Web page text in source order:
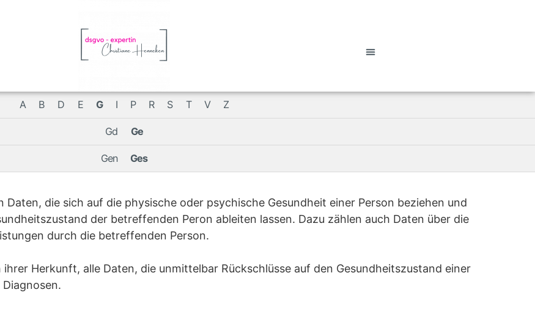
A B D E G I P R S T V Z
Gd Ge
Gen Ges
die sich auf die physische oder psychische Gesundheit einer Person beziehen und
der betreffenden Peron ableiten lassen. Dazu zählen auch Daten über die
durch die betreffenden Person.
Herkunft, alle Daten, die unmittelbar Rückschlüsse auf den Gesundheitszustand einer